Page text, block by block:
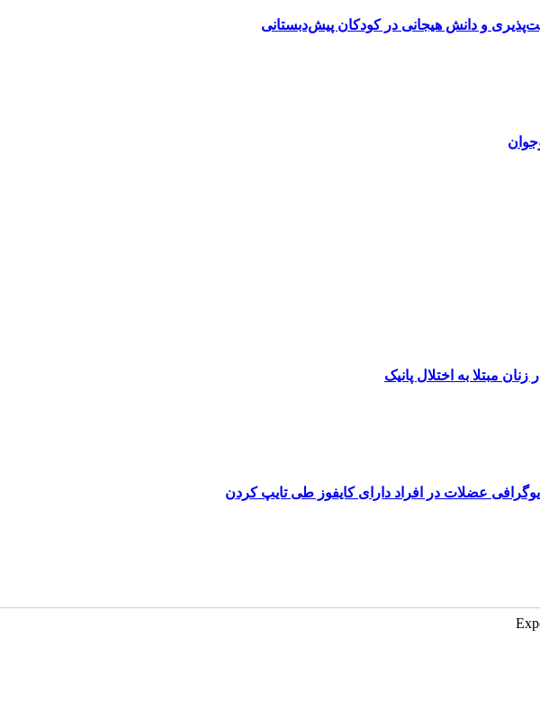
و دانش هیجانی در کودکان پیش‌دبستانی
مبتلا به اختلال پانیک
عضلات در افراد دارای کایفوز طی تایپ کردن